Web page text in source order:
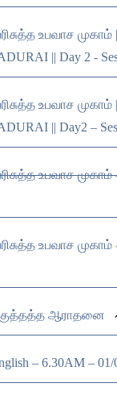
உபவாச முகாம்
|| Day 2 -
உபவாச முகாம்
|| Day2 –
உபவாச முகாம்
பரிசுத்த உபவாச
ஆராதனை
– 6.30AM – 01/